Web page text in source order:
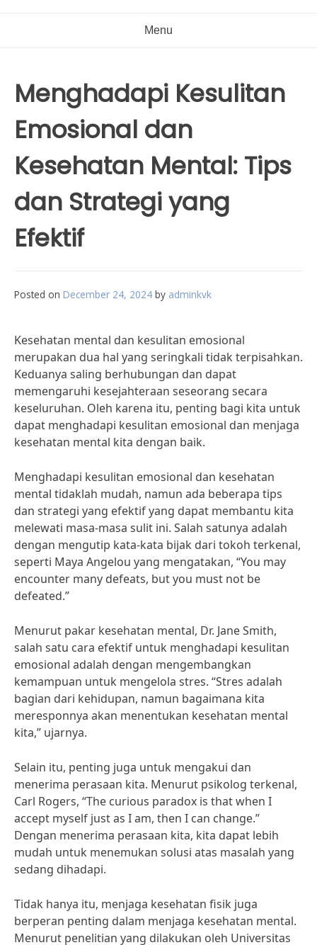
Menu
Menghadapi Kesulitan
Emosional dan
Kesehatan Mental: Tips
dan Strategi yang
Efektif
Posted on December 24, 2024 by adminkvk
Kesehatan mental dan kesulitan emosional
merupakan dua hal yang seringkali tidak terpisahkan.
Keduanya saling berhubungan dan dapat
memengaruhi kesejahteraan seseorang secara
keseluruhan. Oleh karena itu, penting bagi kita untuk
dapat menghadapi kesulitan emosional dan menjaga
kesehatan mental kita dengan baik.
Menghadapi kesulitan emosional dan kesehatan
mental tidaklah mudah, namun ada beberapa tips
dan strategi yang efektif yang dapat membantu kita
melewati masa-masa sulit ini. Salah satunya adalah
dengan mengutip kata-kata bijak dari tokoh terkenal,
seperti Maya Angelou yang mengatakan, “You may
encounter many defeats, but you must not be
defeated.”
Menurut pakar kesehatan mental, Dr. Jane Smith,
salah satu cara efektif untuk menghadapi kesulitan
emosional adalah dengan mengembangkan
kemampuan untuk mengelola stres. “Stres adalah
bagian dari kehidupan, namun bagaimana kita
meresponnya akan menentukan kesehatan mental
kita,” ujarnya.
Selain itu, penting juga untuk mengakui dan
menerima perasaan kita. Menurut psikolog terkenal,
Carl Rogers, “The curious paradox is that when I
accept myself just as I am, then I can change.”
Dengan menerima perasaan kita, kita dapat lebih
mudah untuk menemukan solusi atas masalah yang
sedang dihadapi.
Tidak hanya itu, menjaga kesehatan fisik juga
berperan penting dalam menjaga kesehatan mental.
Menurut penelitian yang dilakukan oleh Universitas